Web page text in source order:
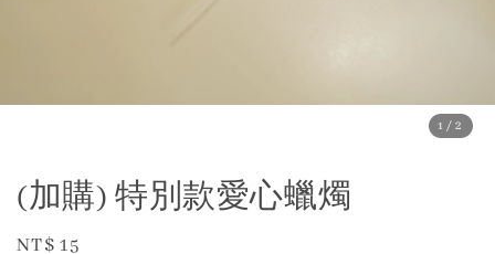
1 /2
(加購) 特別款愛心蠟燭
Regular
NT$ 15